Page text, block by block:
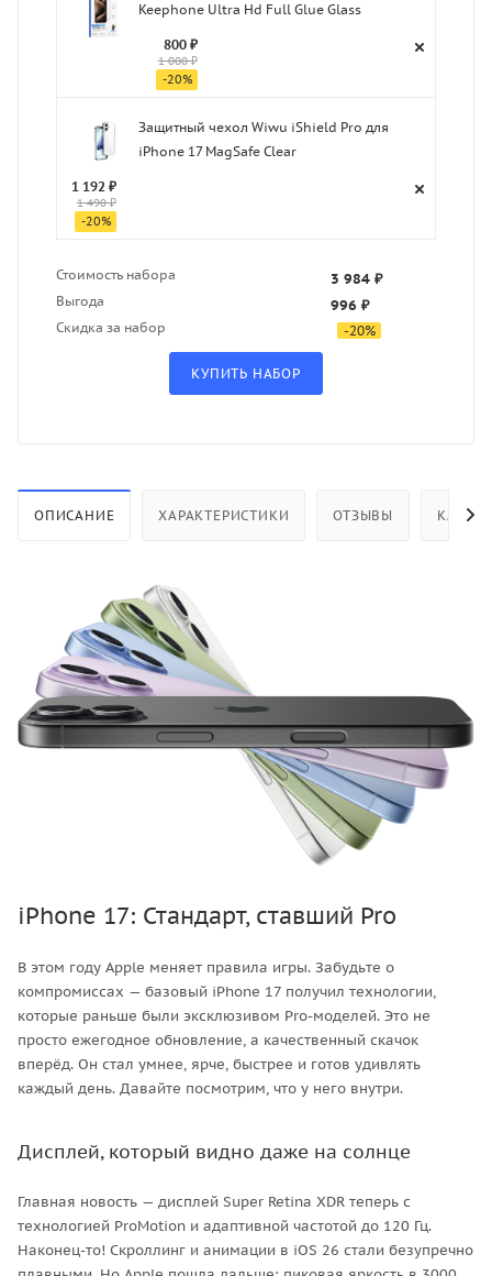
Keephone Ultra Hd Full Glue Glass
800 ₽
1 000 ₽
-20%
Защитный чехол Wiwu iShield Pro для
iPhone 17 MagSafe Сlear
1 192 ₽
1 490 ₽
-20%
Стоимость набора 3 984 ₽
Выгода 996 ₽
Скидка за набор -20%
ОПИСАНИЕ ХАРАКТЕРИСТИКИ ОТЗЫВЫ КАК
iPhone 17: Стандарт, ставший Pro
В этом году Apple меняет правила игры. Забудьте о
компромиссах — базовый iPhone 17 получил технологии,
которые раньше были эксклюзивом Pro-моделей. Это не
просто ежегодное обновление, а качественный скачок
вперёд. Он стал умнее, ярче, быстрее и готов удивлять
каждый день. Давайте посмотрим, что у него внутри.
Дисплей, который видно даже на солнце
Главная новость — дисплей Super Retina XDR теперь с
технологией ProMotion и адаптивной частотой до 120 Гц.
Наконец-то! Скроллинг и анимации в iOS 26 стали безупречно